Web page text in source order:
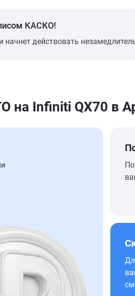
КАСКО!
действовать
Infiniti QX70 в